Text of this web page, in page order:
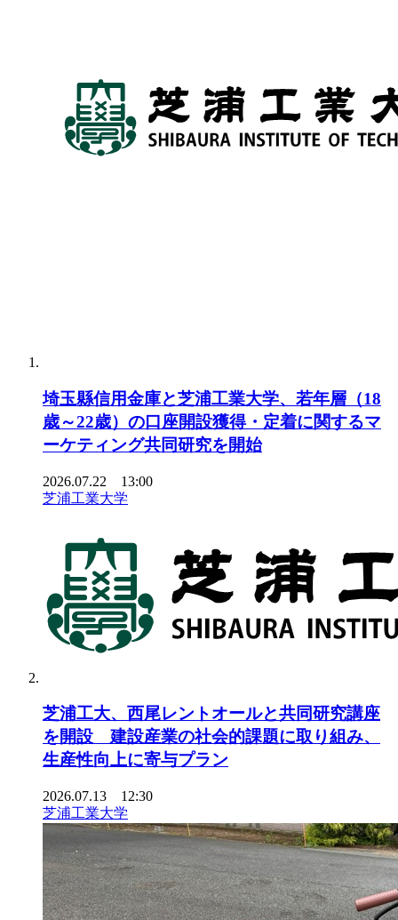
埼玉縣信用金庫と芝浦工業大学、若年層（18
歳～22歳）の口座開設獲得・定着に関するマ
ーケティング共同研究を開始
2026.07.22 13:00
芝浦工業大学
芝浦工大、西尾レントオールと共同研究講座
を開設 建設産業の社会的課題に取り組み、
生産性向上に寄与プラン
2026.07.13 12:30
芝浦工業大学